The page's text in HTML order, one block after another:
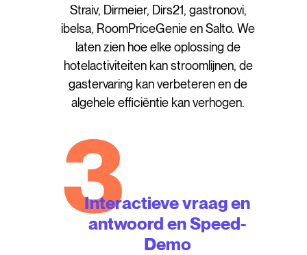
Straiv, Dirmeier, Dirs21, gastronovi,
ibelsa, RoomPriceGenie en Salto. We
laten zien hoe elke oplossing de
hotelactiviteiten kan stroomlijnen, de
gastervaring kan verbeteren en de
algehele efficiëntie kan verhogen.
3
Interactieve vraag en
antwoord en Speed-
Demo